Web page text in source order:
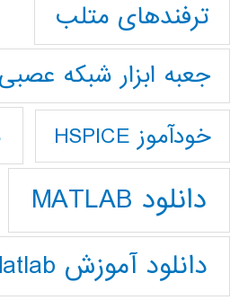
ترفندهای متلب
جعبه ابزار شبکه عصبی
خودآموز HSPICE
دانلود MATLAB
دانلود آموزش Matlab